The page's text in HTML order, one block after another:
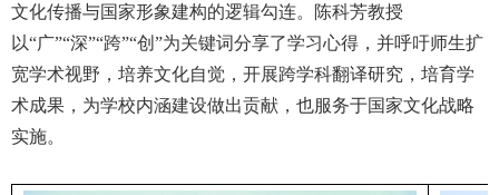
文化传播与国家形象建构的逻辑勾连。陈科芳教授
以“广”“深”“跨”“创”为关键词分享了学习心得，并呼吁师生扩
宽学术视野，培养文化自觉，开展跨学科翻译研究，培育学
术成果，为学校内涵建设做出贡献，也服务于国家文化战略
实施。